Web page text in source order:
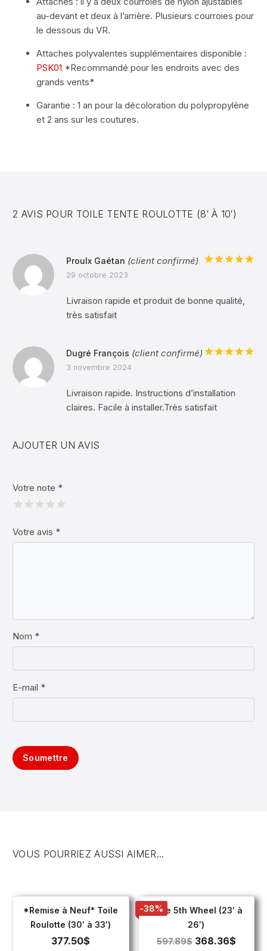
au-devant et deux à l’arrière. Plusieurs courroies pour
le dessous du VR.
Attaches polyvalentes supplémentaires disponible :
PSK01 *Recommandé pour les endroits avec des
grands vents*
Garantie : 1 an pour la décoloration du polypropylène
et 2 ans sur les coutures.
2 AVIS POUR TOILE TENTE ROULOTTE (8′ À 10′)
Proulx Gaétan (client confirmé)
29 octobre 2023
Livraison rapide et produit de bonne qualité,
très satisfait
Dugré François (client confirmé)
3 novembre 2024
Livraison rapide. Instructions d’installation
claires. Facile à installer.Très satisfait
AJOUTER UN AVIS
Votre note *
Votre avis *
Nom *
E-mail *
Soumettre
VOUS POURRIEZ AUSSI AIMER...
*Remise à Neuf* Toile
Roulotte (30′ à 33′)
377.50$
-38%
Toile 5th Wheel (23′ à
26′)
597.89$ 368.36$